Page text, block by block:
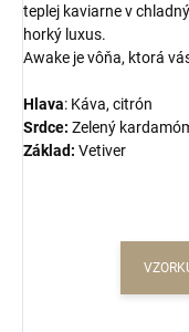
teplej kaviarne v
horký luxus.
Awake je vôňa, ktorá
Hlava: Káva, citrón
Srdce: Zelený
Základ: Vetiver